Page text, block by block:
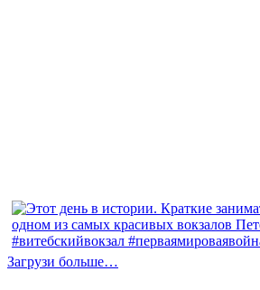
Загрузи больше…